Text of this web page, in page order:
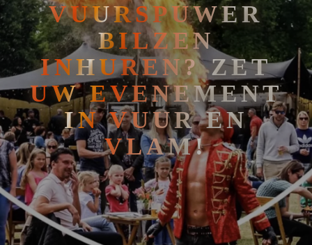
VUURSPUWER
BILZEN
INHUREN? ZET
UW EVENEMENT
IN VUUR EN
VLAM!